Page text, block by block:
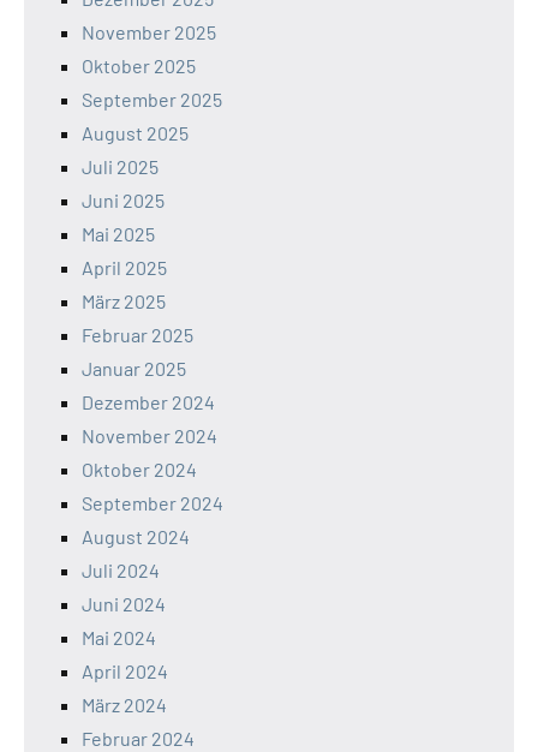
November 2025
Oktober 2025
September 2025
August 2025
Juli 2025
Juni 2025
Mai 2025
April 2025
März 2025
Februar 2025
Januar 2025
Dezember 2024
November 2024
Oktober 2024
September 2024
August 2024
Juli 2024
Juni 2024
Mai 2024
April 2024
März 2024
Februar 2024